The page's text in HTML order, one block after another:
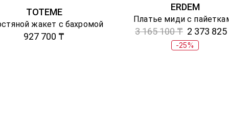
TOTEME
жакет с бахромой
927 700 ₸
ERDEM
Платье миди с
3 165 100 ₸ 2 373
-25%